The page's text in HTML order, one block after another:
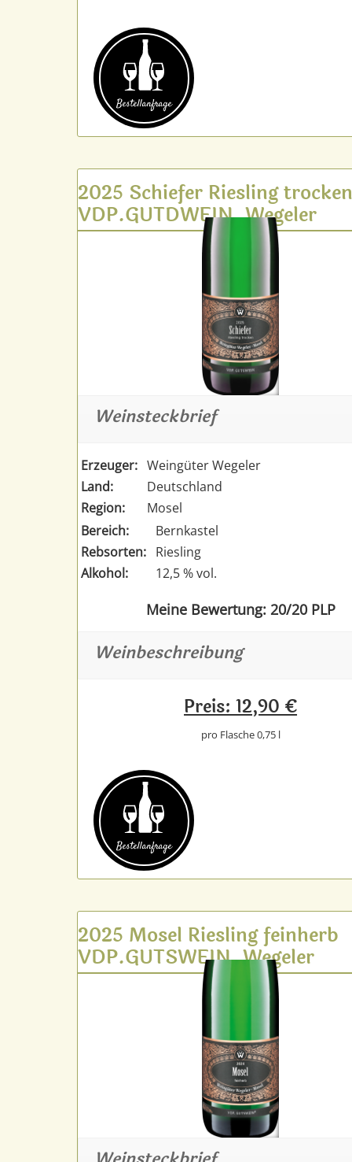
Bestell­anfrage
2025 Schiefer Riesling
VDP.GUTDWEIN, Wegeler
Weinsteckbrief
Erzeuger: Weingüter Wegeler
Land:
Deutschland
Region:
Mosel
Bereich:
Bernkastel
Rebsorten: Riesling
Alkohol:
12,5 % vol.
Meine Bewertung: 20/20 PLP
Weinbeschreibung
Preis: 12,90 €
pro Flasche 0,75 l
Bestell­anfrage
2025 Mosel Riesling feinherb
VDP.GUTSWEIN, Wegeler